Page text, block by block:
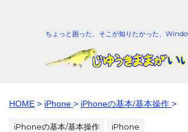
ちょっと困った、そこが知りたかった、
HOME > iPhone > iPhoneの基本/基本操作 >
iPhoneの基本/基本操作 iPhone